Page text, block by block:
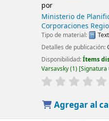
por
Ministerio de
Corporaciones
Tipo de material:
Detalles de publicación:
Disponibilidad:Ítems
Varsavsky(1)
Agregar al